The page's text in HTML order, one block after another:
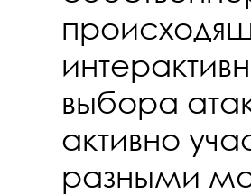
выбора
активно
разными